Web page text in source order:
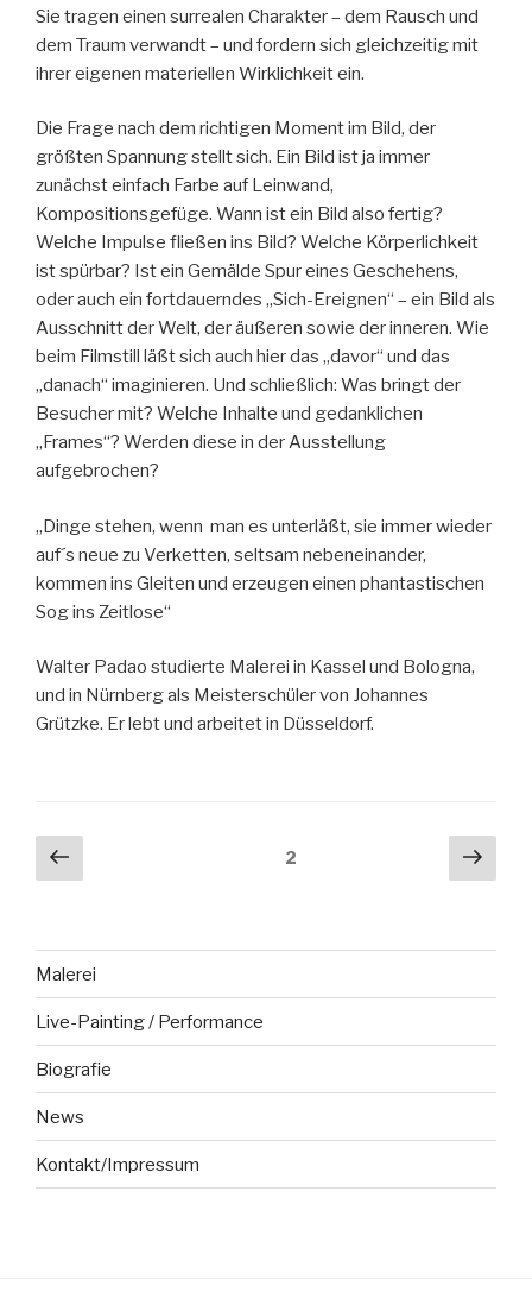
Sie tragen einen surrealen Charakter – dem Rausch und
dem Traum verwandt – und fordern sich gleichzeitig mit
ihrer eigenen materiellen Wirklichkeit ein.
Die Frage nach dem richtigen Moment im Bild, der
größten Spannung stellt sich. Ein Bild ist ja immer
zunächst einfach Farbe auf Leinwand,
Kompositionsgefüge. Wann ist ein Bild also fertig?
Welche Impulse fließen ins Bild? Welche Körperlichkeit
ist spürbar? Ist ein Gemälde Spur eines Geschehens,
oder auch ein fortdauerndes „Sich-Ereignen“ – ein Bild als
Ausschnitt der Welt, der äußeren sowie der inneren. Wie
beim Filmstill läßt sich auch hier das „davor“ und das
„danach“ imaginieren. Und schließlich: Was bringt der
Besucher mit? Welche Inhalte und gedanklichen
„Frames“? Werden diese in der Ausstellung
aufgebrochen?
„Dinge stehen, wenn man es unterläßt, sie immer wieder
auf´s neue zu Verketten, seltsam nebeneinander,
kommen ins Gleiten und erzeugen einen phantastischen
Sog ins Zeitlose“
Walter Padao studierte Malerei in Kassel und Bologna,
und in Nürnberg als Meisterschüler von Johannes
Grützke. Er lebt und arbeitet in Düsseldorf.
Seitennummerierung
der
Vorherige
Seite
2
Malerei
Live-Painting / Performance
Biografie
News
Kontakt/Impressum